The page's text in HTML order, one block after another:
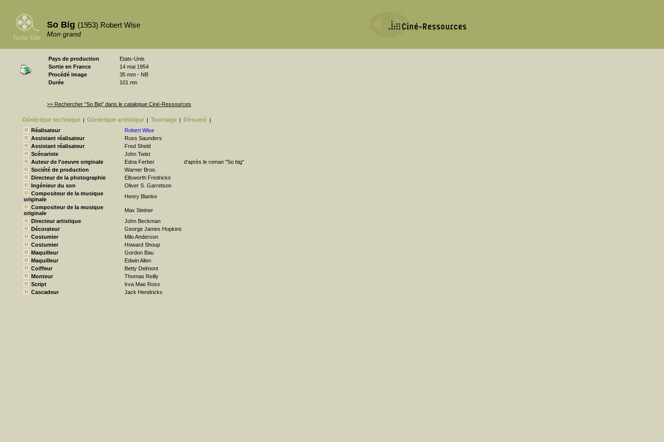
So Big (1953) Robert Wise
Mon grand
Pays de production
Etats-Unis
Sortie en France
14 mai 1954
Procédé image
35 mm - NB
Durée
101 mn
>> Rechercher "So Big" dans le catalogue Ciné-Ressources
Générique technique | Générique artistique | Tournage | Résumé |
Réalisateur
Robert Wise
Assistant réalisateur
Russ Saunders
Assistant réalisateur
Fred Sheld
Scénariste
John Twist
Auteur de l'oeuvre originale
Edna Ferber
d'après le roman "So big"
Société de production
Warner Bros.
Directeur de la photographie
Ellsworth Fredricks
Ingénieur du son
Oliver S. Garretson
Compositeur de la musique
originale
Henry Blanke
Compositeur de la musique
originale
Max Steiner
Directeur artistique
John Beckman
Décorateur
George James Hopkins
Costumier
Milo Anderson
Costumier
Howard Shoup
Maquilleur
Gordon Bau
Maquilleur
Edwin Allen
Coiffeur
Betty Delmont
Monteur
Thomas Reilly
Script
Irva Mae Ross
Cascadeur
Jack Hendricks